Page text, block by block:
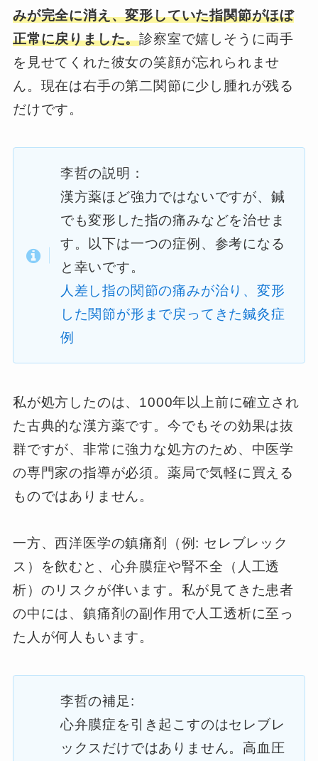
みが完全に消え、変形していた指関節がほぼ
正常に戻りました。診察室で嬉しそうに両手
を見せてくれた彼女の笑顔が忘れられませ
ん。現在は右手の第二関節に少し腫れが残る
だけです。
李哲の説明：
漢方薬ほど強力ではないですが、鍼
でも変形した指の痛みなどを治せま
す。以下は一つの症例、参考になる
と幸いです。
人差し指の関節の痛みが治り、変形
した関節が形まで戻ってきた鍼灸症
例
私が処方したのは、1000年以上前に確立され
た古典的な漢方薬です。今でもその効果は抜
群ですが、非常に強力な処方のため、中医学
の専門家の指導が必須。薬局で気軽に買える
ものではありません。
一方、西洋医学の鎮痛剤（例: セレブレック
ス）を飲むと、心弁膜症や腎不全（人工透
析）のリスクが伴います。私が見てきた患者
の中には、鎮痛剤の副作用で人工透析に至っ
た人が何人もいます。
李哲の補足:
心弁膜症を引き起こすのはセレブレ
ックスだけではありません。高血圧